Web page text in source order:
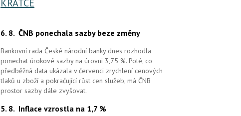
KRÁTCE
6. 8. ČNB ponechala sazby beze změny
Bankovní rada České národní banky dnes rozhodla
ponechat úrokové sazby na úrovni 3,75 %. Poté, co
předběžná data ukázala v červenci zrychlení cenových
tlaků u zboží a pokračující růst cen služeb, má ČNB
prostor sazby dále zvyšovat.
5. 8. Inflace vzrostla na 1,7 %